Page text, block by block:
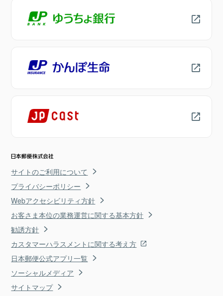
サイトのご利用について
プライバシーポリシー
Webアクセシビリティ方針
お客さま本位の業務運営に関する基本方針
勧誘方針
カスタマーハラスメントに関する考え方
日本郵便公式アプリ一覧
ソーシャルメディア
サイトマップ